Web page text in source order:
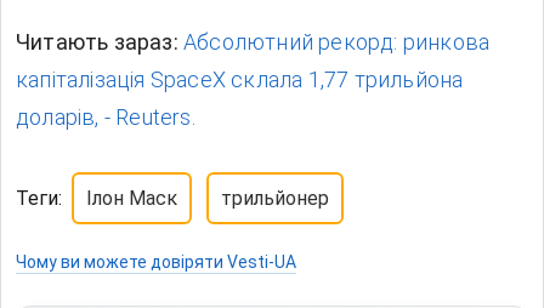
Читають зараз: Абсолютний рекорд: ринкова
капіталізація SpaceX склала 1,77 трильйона
доларів, - Reuters.
Теги: Ілон Маск трильйонер
Чому ви можете довіряти Vesti-UA